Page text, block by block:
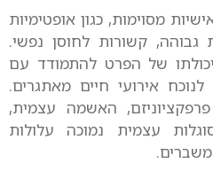
מסוימות, כגון אופטימיות
קשורות לחוסן נפשי.
של הפרט להתמודד עם
אירועי חיים מאתגרים.
האשמה עצמית,
עצמית נמוכה עלולות